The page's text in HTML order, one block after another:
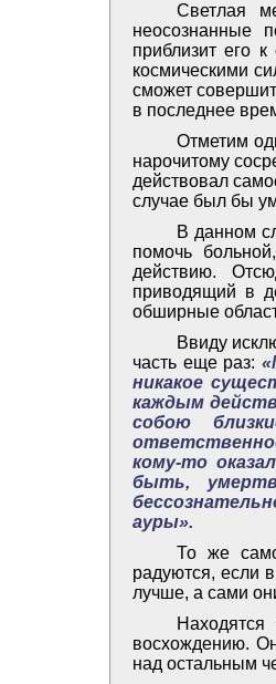
Светлая
неосознанные
приблизит его
космическими
сможет
в последнее
Отметим
нарочитому
действовал
случае был бы
В данном
помочь
действию.
приводящий в
обширные
Ввиду
часть еще раз:
никакое
каждым
собою
кому-то
быть,
ауры».
То же
радуются, если
лучше, а сами
восхождению.
над остальным